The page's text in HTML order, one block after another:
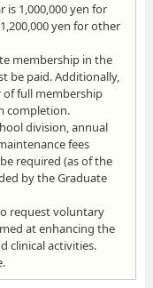
1,000,000 yen for
yen for other
membership in the
be paid. Additionally,
of full membership
completion.
division, annual
fees
required (as of the
by the Graduate
request voluntary
at enhancing the
clinical activities.